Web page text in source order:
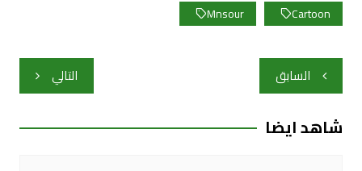
Cartoon
Mnsour
تصفّح
المقالات
السابق التالي
شاهد ايضا